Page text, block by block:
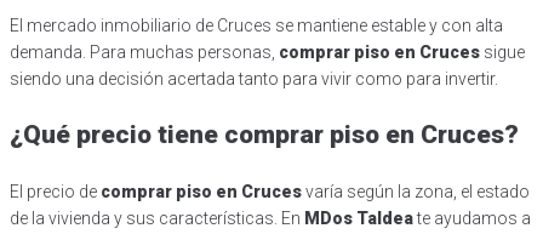
El mercado inmobiliario de Cruces se mantiene estable y con alta
demanda. Para muchas personas, comprar piso en Cruces sigue
siendo una decisión acertada tanto para vivir como para invertir.
¿Qué precio tiene comprar piso en Cruces?
El precio de comprar piso en Crucesvaría según la zona, el estado
de la vivienda y sus características. En MDos Taldeate ayudamos a